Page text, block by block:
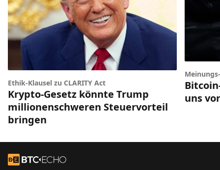
Ethik-Klausel zu CLARITY Act
Krypto-Gesetz könnte Trump
millionenschweren Steuervorteil
bringen
uns
Zur Startseite